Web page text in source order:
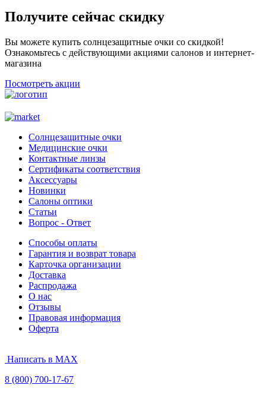
Получите сейчас скидку
Вы можете купить солнцезащитные очки со скидкой!
Ознакомьтесь с действующими акциями салонов и интернет-
магазина
Посмотреть акции
Солнцезащитные очки
Медицинские очки
Контактные линзы
Сертификаты соответствия
Аксессуары
Новинки
Салоны оптики
Статьи
Вопрос - Ответ
Способы оплаты
Гарантия и возврат товара
Карточка организации
Доставка
Распродажа
О нас
Отзывы
Правовая информация
Оферта
Написать в MAX
8 (800) 700-17-67